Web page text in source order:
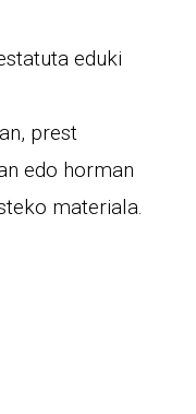
eduki
prest
edo horman
materiala.